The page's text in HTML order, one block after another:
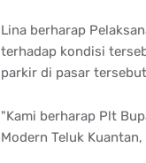
Lina berharap
terhadap kondisi
parkir di pasar
"Kami berharap Plt
Modern Teluk